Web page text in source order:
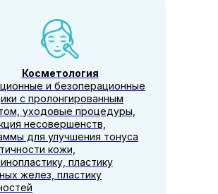
Косметология
и безоперационные
с пролонгированным
уходовые процедуры,
несовершенств,
для улучшения тонуса
кожи,
пластику
желез, пластику